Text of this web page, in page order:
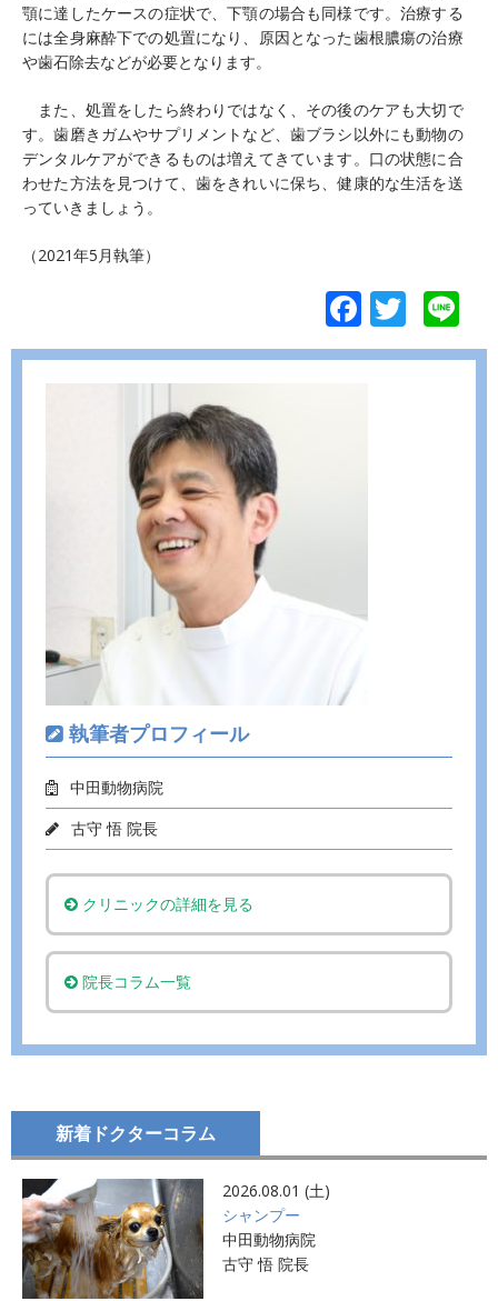
顎に達したケースの症状で、下顎の場合も同様です。治療する
には全身麻酔下での処置になり、原因となった歯根膿瘍の治療
や歯石除去などが必要となります。
また、処置をしたら終わりではなく、その後のケアも大切で
す。歯磨きガムやサプリメントなど、歯ブラシ以外にも動物の
デンタルケアができるものは増えてきています。口の状態に合
わせた方法を見つけて、歯をきれいに保ち、健康的な生活を送
っていきましょう。
（2021年5月執筆）
F
ac
T
w n
執筆者プロフィール
中田動物病院
古守 悟 院長
クリニックの詳細を見る
院長コラム一覧
新着ドクターコラム
2026.08.01 (土)
シャンプー
中田動物病院
古守 悟 院長